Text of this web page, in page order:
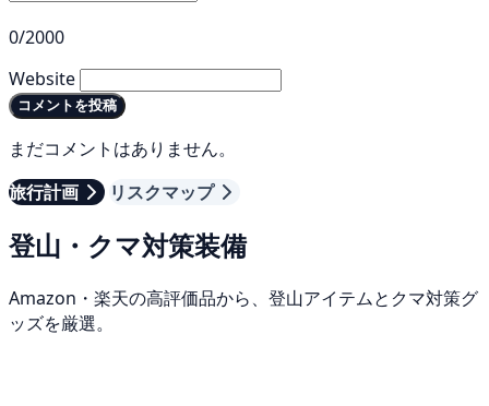
0/2000
Website
コメントを投稿
まだコメントはありません。
旅行計画
リスクマップ
登山・クマ対策装備
Amazon・楽天の高評価品から、登山アイテムとクマ対策グ
ッズを厳選。